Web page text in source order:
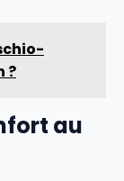
?
au